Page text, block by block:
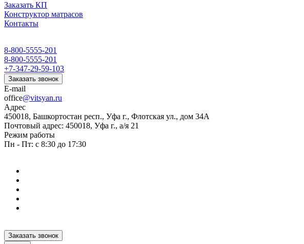
Заказать КП
Конструктор матрасов
Контакты
8-800-5555-201
8-800-5555-201
+7-347-29-59-103
Заказать звонок
E-mail
office@vitsyan.ru
Адрес
450018, Башкортостан респ., Уфа г., Флотская ул., дом 34А
Почтовый адрес: 450018, Уфа г., а/я 21
Режим работы
Пн - Пт: с 8:30 до 17:30
Заказать звонок